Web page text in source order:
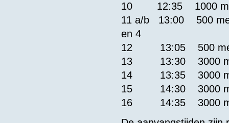
10 12:35 1000
11 a/b 13:00 500
en 4
12 13:05 500
13 13:30 3000
14 13:35 3000
15 14:30 3000
16 14:35 3000